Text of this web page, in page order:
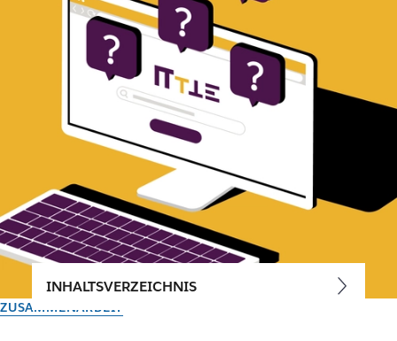
ZUSAMMENARBEIT
INHALTSVERZEICHNIS